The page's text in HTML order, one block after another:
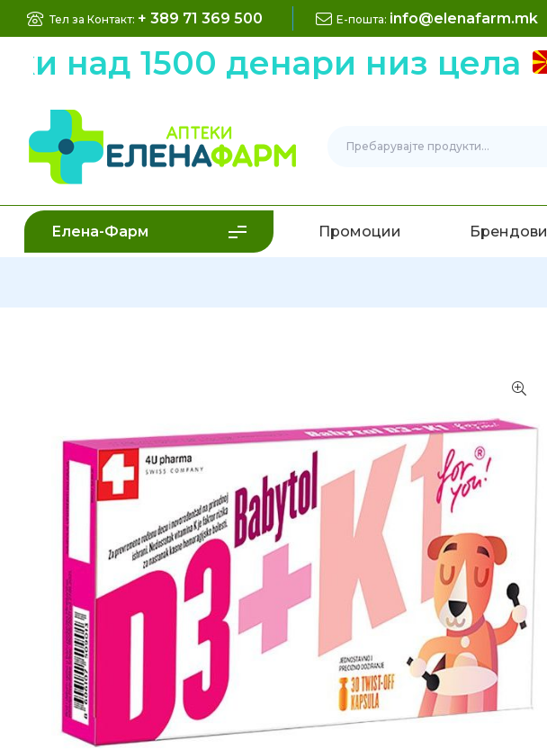
Тел за Контакт: + 389 71 369 500 Е-пошта: info@elenafarm.mk
1500 денари низ цела
Елена-Фарм Промоции Брендови